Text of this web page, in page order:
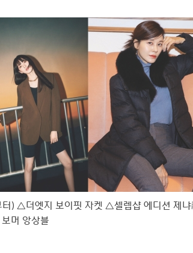
터) △더엣지 보이핏 자켓 △셀렙샵 에디션 제
머 앙상블